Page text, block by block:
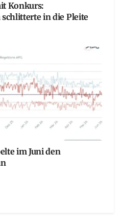
Konkurs:
in die Pleite
im Juni den